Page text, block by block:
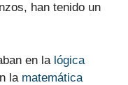
han tenido un
en la lógica
la matemática